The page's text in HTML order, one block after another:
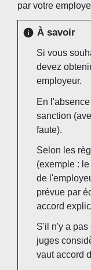
par votre
info À savoir
Si vous
devez
employeur.
En
sanction
faute).
Selon les
(exemple :
de
prévue par
accord
S'il n'y a pas
juges
vaut accord